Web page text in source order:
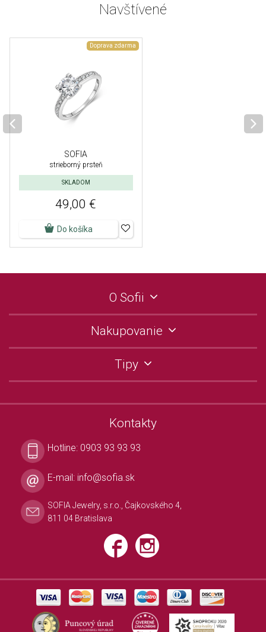
Navštívené
Doprava zdarma
SOFIA
strieborný prsteň
SKLADOM
49,00 €
Do košíka
O Sofii
Nakupovanie
Tipy
Kontakty
Hotline: 0903 93 93 93
E-mail: info@sofia.sk
SOFIA Jewelry, s.r.o., Čajkovského 4,
811 04 Bratislava